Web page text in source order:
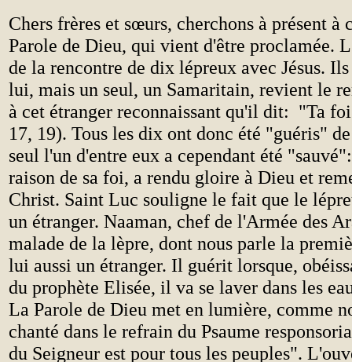
Chers frères et sœurs, cherchons à présent à
Parole de Dieu, qui vient d'être proclamée.
de la rencontre de dix lépreux avec Jésus.
lui, mais un seul, un Samaritain, revient le
à cet étranger reconnaissant qu'il dit: "Ta
17, 19). Tous les dix ont donc été "guéris"
seul l'un d'entre eux a cependant été
raison de sa foi, a rendu gloire à Dieu et
Christ. Saint Luc souligne le fait que le
un étranger. Naaman, chef de l'Armée des
malade de la lèpre, dont nous parle la
lui aussi un étranger. Il guérit lorsque,
du prophète Elisée, il va se laver dans les
La Parole de Dieu met en lumière, comme
chanté dans le refrain du Psaume
du Seigneur est pour tous les peuples".